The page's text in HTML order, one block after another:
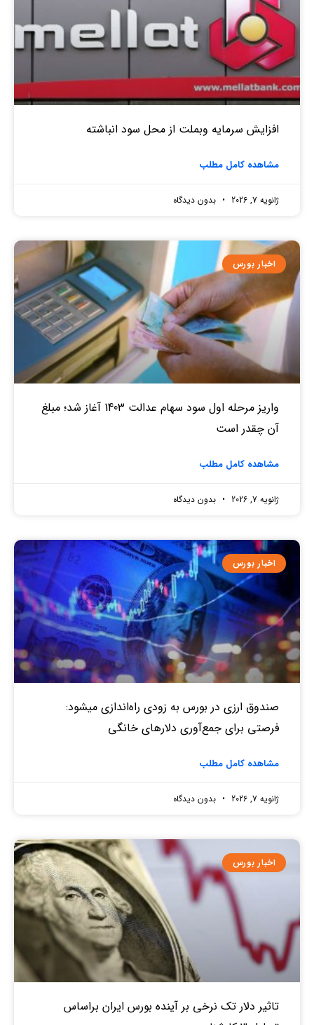
افزایش سرمایه وبملت از محل سود انباشته
مشاهده کامل مطلب
ژانویه 7, 2026 بدون دیدگاه
اخبار بورس
واریز مرحله اول سود سهام عدالت 1403 آغاز شد؛ مبلغ
آن چقدر است
مشاهده کامل مطلب
ژانویه 7, 2026 بدون دیدگاه
اخبار بورس
صندوق‌ ارزی در بورس به زودی راه‌اندازی میشود:
فرصتی برای جمع‌آوری دلارهای خانگی
مشاهده کامل مطلب
ژانویه 7, 2026 بدون دیدگاه
اخبار بورس
تاثیر دلار تک نرخی بر آینده بورس ایران براساس